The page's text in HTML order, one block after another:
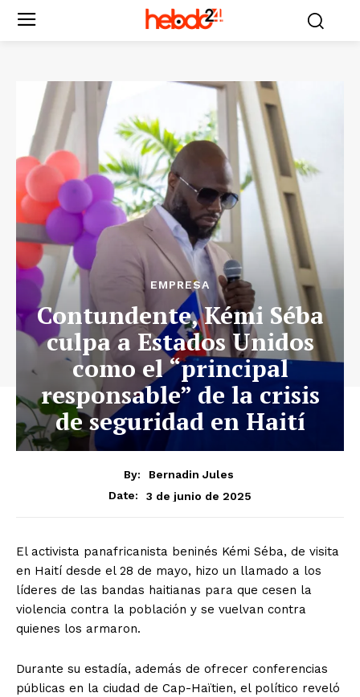
EMPRESA
Contundente, Kémi Séba
culpa a Estados Unidos
como el “principal
responsable” de la crisis
de seguridad en Haití
By:
Bernadin Jules
Date:
3 de junio de 2025
El activista panafricanista beninés Kémi Séba, de visita
en Haití desde el 28 de mayo, hizo un llamado a los
líderes de las bandas haitianas para que cesen la
violencia contra la población y se vuelvan contra
quienes los armaron.
Durante su estadía, además de ofrecer conferencias
públicas en la ciudad de Cap-Haïtien, el político reveló